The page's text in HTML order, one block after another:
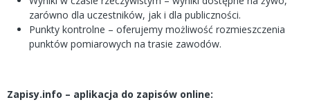
zarówno dla uczestników, jak i dla publiczności.
Punkty kontrolne – oferujemy możliwość rozmieszczenia
punktów pomiarowych na trasie zawodów.
Zapisy.info – aplikacja do zapisów online: